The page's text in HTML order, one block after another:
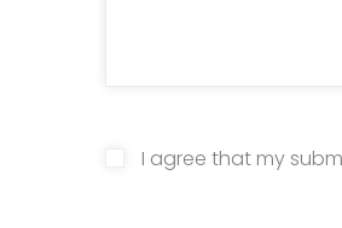
I agree that my